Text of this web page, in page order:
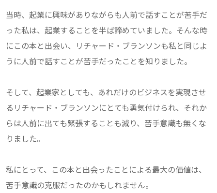
当時、起業に興味がありながらも人前で話すことが苦手だ
った私は、起業することを半ば諦めていました。そんな時
にこの本と出会い、リチャード・ブランソンも私と同じよ
うに人前で話すことが苦手だったことを知りました。
そして、起業家としても、あれだけのビジネスを実現させ
るリチャード・ブランソンにとても勇気付けられ、それか
らは人前に出ても緊張することも減り、苦手意識も無くな
りました。
私にとって、この本と出会ったことによる最大の価値は、
苦手意識の克服だったのかもしれません。